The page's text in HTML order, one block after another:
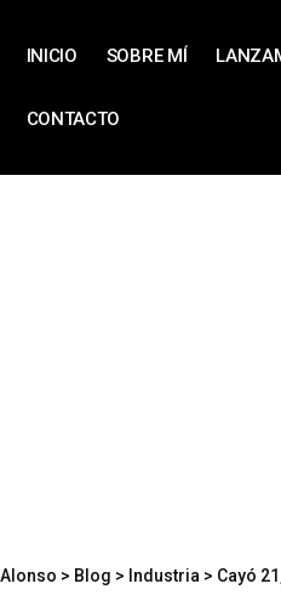
INICIO SOBRE MÍ
CONTACTO
> Blog > Industria > Cayó